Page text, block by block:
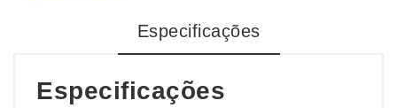
Especificações
Especificações